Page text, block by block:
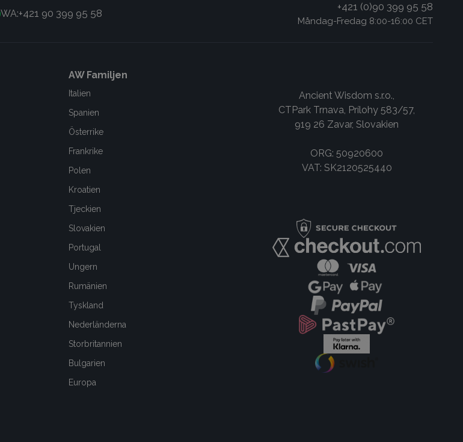
WA:+421 90 399 95 58
+421 (0)90 399 95 58
Måndag-Fredag 8:00-16:00 CET
AW Familjen
Italien
Spanien
Österrike
Frankrike
Polen
Kroatien
Tjeckien
Slovakien
Portugal
Ungern
Rumänien
Tyskland
Nederländerna
Storbritannien
Bulgarien
Europa
Ancient Wisdom s.r.o.,
CTPark Trnava, Prílohy 583/57,
919 26 Zavar, Slovakien
ORG: 50920600
VAT: SK2120525440